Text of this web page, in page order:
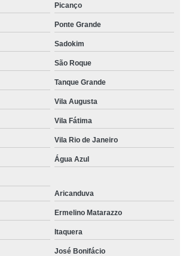
Picanço
Ponte Grande
Sadokim
São Roque
Tanque Grande
Vila Augusta
Vila Fátima
Vila Rio de Janeiro
Água Azul
Aricanduva
Ermelino Matarazzo
Itaquera
José Bonifácio